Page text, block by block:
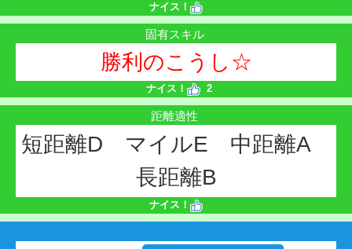
ナイス！
固有スキル
勝利のこうし☆
ナイス！ 2
距離適性
短距離D マイルE 中距離A
長距離B
ナイス！